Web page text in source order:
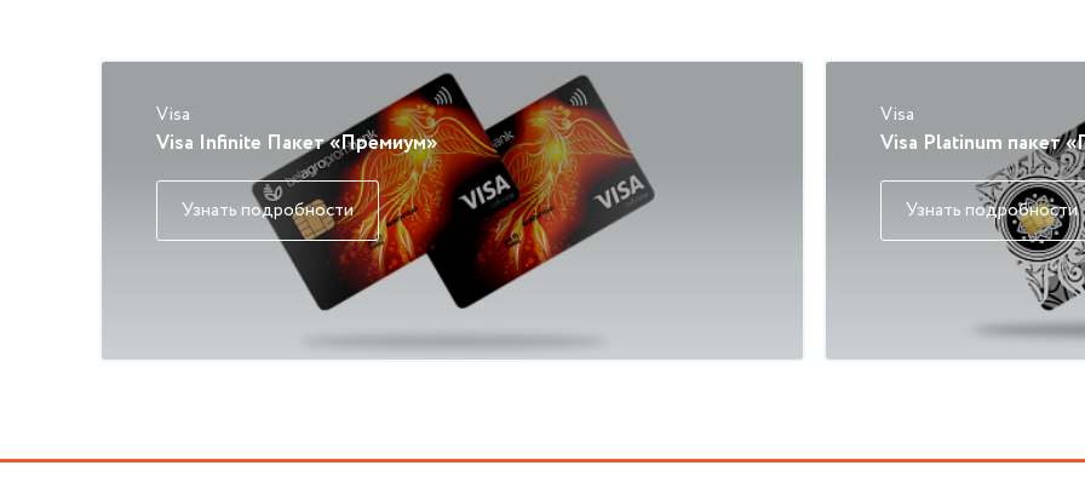
Visa
Visa Infinite Пакет «Премиум»
Узнать подробности
Visa
Visa Platinum пакет
Узнать подробности